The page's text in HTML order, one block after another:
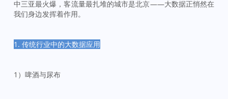
中三亚最火爆，客流量最扎堆的城市是北京——大数据正悄然在
我们身边发挥着作用。
1. 传统行业中的大数据应用
1）啤酒与尿布